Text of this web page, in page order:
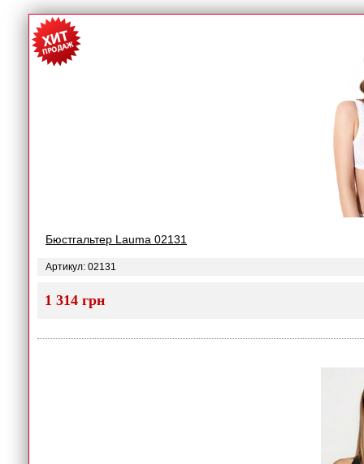
Бюстгальтер Lauma 02131
Артикул: 02131
1 314 грн